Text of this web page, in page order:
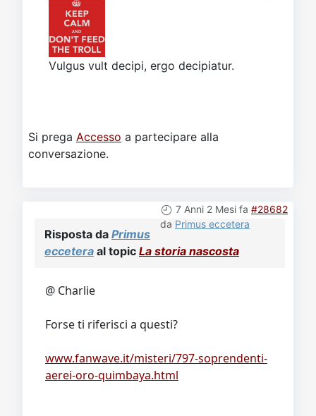
Vulgus vult decipi, ergo decipiatur.
Si prega Accesso a partecipare alla
conversazione.
7 Anni 2 Mesi fa #28682
da Primus eccetera
Risposta da Primus
eccetera al topic La storia nascosta
@ Charlie
Forse ti riferisci a questi?
www.fanwave.it/misteri/797-soprendenti-
aerei-oro-quimbaya.html